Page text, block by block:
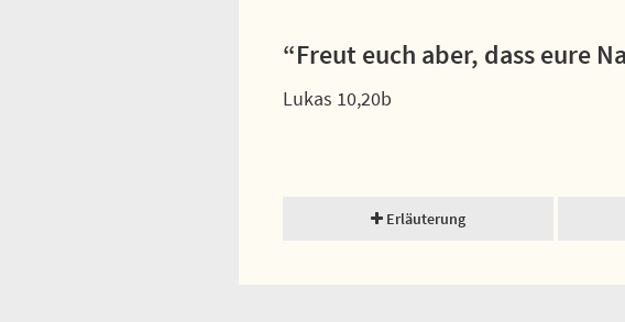
“Freut euch aber, dass eure
Lukas 10,20b
Erläuterung